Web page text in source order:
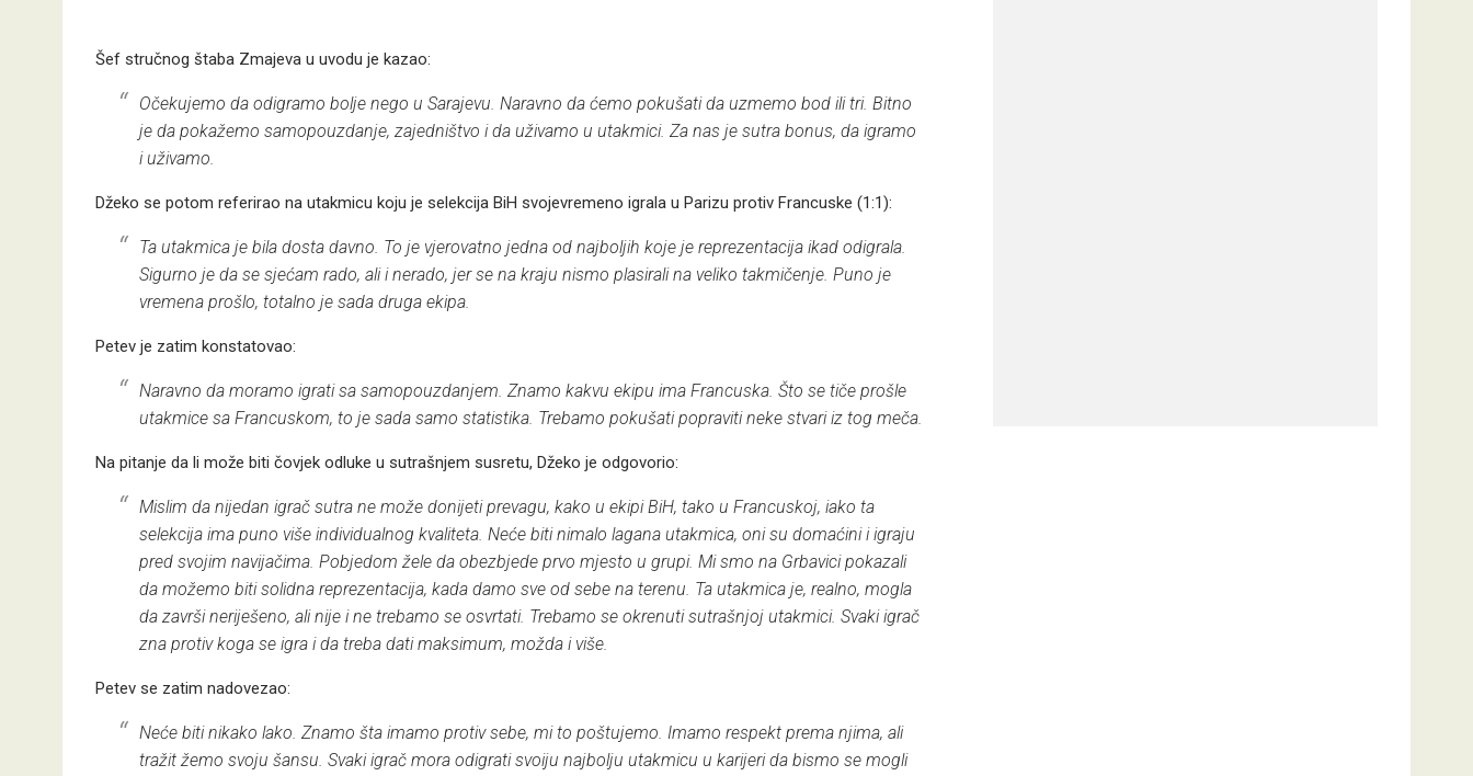
Šef stručnog štaba Zmajeva u uvodu je kazao:
Očekujemo da odigramo bolje nego u Sarajevu. Naravno da ćemo pokušati da uzmemo bod ili tri. Bitno
je da pokažemo samopouzdanje, zajedništvo i da uživamo u utakmici. Za nas je sutra bonus, da igramo
i uživamo.
Džeko se potom referirao na utakmicu koju je selekcija BiH svojevremeno igrala u Parizu protiv Francuske (1:1):
Ta utakmica je bila dosta davno. To je vjerovatno jedna od najboljih koje je reprezentacija ikad odigrala.
Sigurno je da se sjećam rado, ali i nerado, jer se na kraju nismo plasirali na veliko takmičenje. Puno je
vremena prošlo, totalno je sada druga ekipa.
Petev je zatim konstatovao:
Naravno da moramo igrati sa samopouzdanjem. Znamo kakvu ekipu ima Francuska. Što se tiče prošle
utakmice sa Francuskom, to je sada samo statistika. Trebamo pokušati popraviti neke stvari iz tog meča.
Na pitanje da li može biti čovjek odluke u sutrašnjem susretu, Džeko je odgovorio:
Mislim da nijedan igrač sutra ne može donijeti prevagu, kako u ekipi BiH, tako u Francuskoj, iako ta
selekcija ima puno više individualnog kvaliteta. Neće biti nimalo lagana utakmica, oni su domaćini i igraju
pred svojim navijačima. Pobjedom žele da obezbjede prvo mjesto u grupi. Mi smo na Grbavici pokazali
da možemo biti solidna reprezentacija, kada damo sve od sebe na terenu. Ta utakmica je, realno, mogla
da završi neriješeno, ali nije i ne trebamo se osvrtati. Trebamo se okrenuti sutrašnjoj utakmici. Svaki igrač
zna protiv koga se igra i da treba dati maksimum, možda i više.
Petev se zatim nadovezao:
Neće biti nikako lako. Znamo šta imamo protiv sebe, mi to poštujemo. Imamo respekt prema njima, ali
tražit žemo svoju šansu. Svaki igrač mora odigrati svoiju najbolju utakmicu u karijeri da bismo se mogli